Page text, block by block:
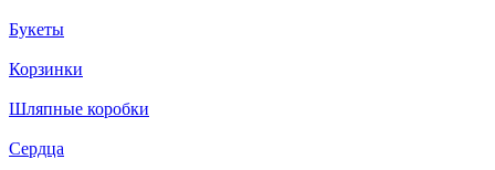
Букеты
Корзинки
Шляпные коробки
Сердца